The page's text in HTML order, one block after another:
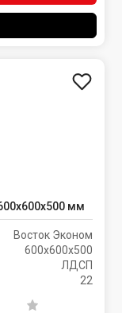
мм
Восток Эконом
600х600х500
ЛДСП
22